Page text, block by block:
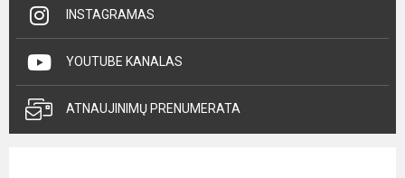
INSTAGRAMAS
YOUTUBE KANALAS
ATNAUJINIMŲ PRENUMERATA